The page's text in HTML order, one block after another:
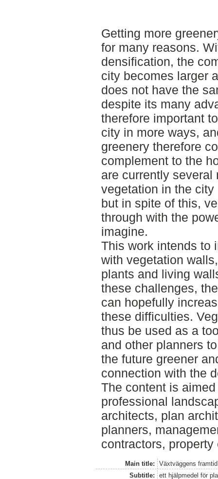
Getting more
for many reasons.
densification, the
city becomes larger
does not have the
despite its many
therefore important
city in more ways,
greenery therefore
complement to the
are currently several
vegetation in the
but in spite of this,
through with the
imagine.
This work intends to
with vegetation
plants and living
these challenges,
can hopefully
these difficulties.
thus be used as a
and other planners
the future greener
connection with the
The content is
professional
architects, plan
planners,
contractors,
Main title:
Växtväggens
Subtitle:
ett hjälpmedel för